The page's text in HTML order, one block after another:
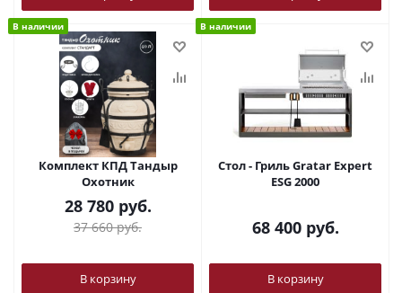
В наличии
Комплект КПД Тандыр
Охотник
28 780руб.
37 660руб.
В корзину
В наличии
Стол - Гриль Gratar Expert
ESG 2000
68 400руб.
В корзину